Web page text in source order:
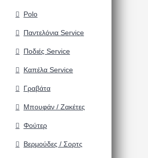
Polo
Παντελόνια Service
Ποδιές Service
Καπέλα Service
Γραβάτα
Μπουφάν / Ζακέτες
Φούτερ
Βερμούδες / Σορτς